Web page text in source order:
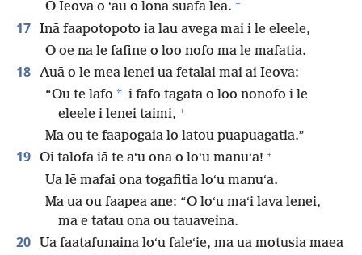
O Ieova o ʻau o lona suafa lea. +
17 Inā faapotopoto ia lau avega mai i le eleele,
O oe na le fafine o loo nofo ma le mafatia.
18 Auā o le mea lenei ua fetalai mai ai Ieova:
“Ou te lafo * i fafo tagata o loo nonofo i le
eleele i lenei taimi, +
Ma ou te faapogaia lo latou puapuagatia.”
19 Oi talofa iā te aʻu ona o loʻu manuʻa! +
Ua lē mafai ona togafitia loʻu manuʻa.
Ma ua ou faapea ane: “O loʻu maʻi lava lenei,
ma e tatau ona ou tauaveina.
20 Ua faatafunaina loʻu faleʻie, ma ua motusia maea